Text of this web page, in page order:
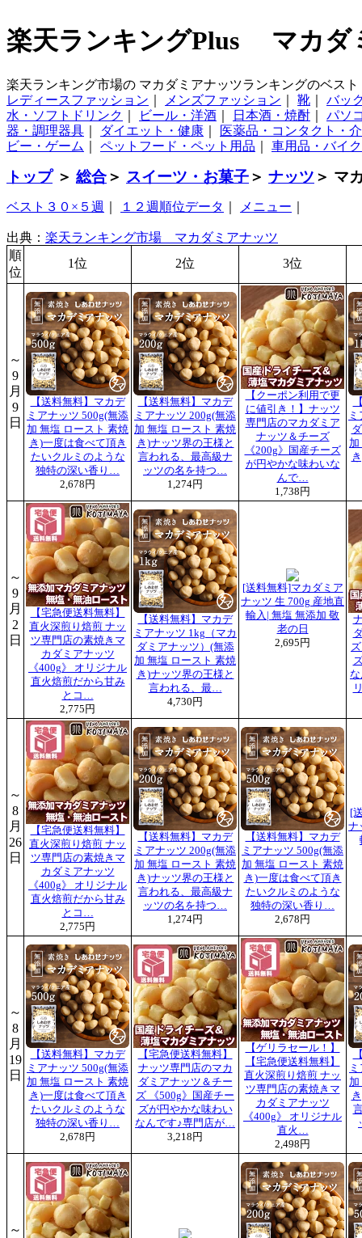
楽天ランキングPlus マカダ
楽天ランキング市場の マカダミアナッツランキングのベス
レディースファッション
メンズファッション 靴
バッ
水・ソフトドリンク
ビール・洋酒 日本酒・焼酎
パソ
器・調理器具
ダイエット・健康
医薬品・コンタクト・
ビー・ゲーム
ペットフード・ペット用品 車用品・バイ
トップ＞ 総合＞ スイーツ・お菓子＞ ナッツ ＞ マ
ベスト３０×５週 １２週順位データ メニュー
出典： 楽天ランキング市場 マカダミアナッツ
順
位
1位 2位 3位
～
9
月
9
日
【送料無料】マカデ
ミアナッツ 500g(無添
加 無塩 ロースト 素焼
き)一度は食べて頂き
たいクルミのような
独特の深い香り…
2,678円
【送料無料】マカデ
ミアナッツ 200g(無添
加 無塩 ロースト 素焼
き)ナッツ界の王様と
言われる、最高級ナ
ッツの名を持つ…
1,274円
【クーポン利用で更
に値引き！】ナッツ
専門店のマカダミア
ナッツ＆チーズ
《200g》国産チーズ
が円やかな味わいな
んで…
1,738円
加
～
9
月
2
日
【宅急便送料無料】
直火深煎り焙煎 ナッ
ツ専門店の素焼きマ
カダミアナッツ
《400g》 オリジナル
直火焙煎だから甘み
とコ…
2,775円
【送料無料】マカデ
ミアナッツ 1kg（マカ
ダミアナッツ）(無添
加 無塩 ロースト 素焼
き)ナッツ界の王様と
言われる、最…
4,730円
[送料無料]マカダミア
ナッツ 生 700g 産地直
輸入| 無塩 無添加 敬
老の日
2,695円
～
8
月
26
日
【宅急便送料無料】
直火深煎り焙煎 ナッ
ツ専門店の素焼きマ
カダミアナッツ
《400g》 オリジナル
直火焙煎だから甘み
とコ…
2,775円
【送料無料】マカデ
ミアナッツ 200g(無添
加 無塩 ロースト 素焼
き)ナッツ界の王様と
言われる、最高級ナ
ッツの名を持つ…
1,274円
【送料無料】マカデ
ミアナッツ 500g(無添
加 無塩 ロースト 素焼
き)一度は食べて頂き
たいクルミのような
独特の深い香り…
2,678円
[
ナ
～
8
月
19
日
【送料無料】マカデ
ミアナッツ 500g(無添
加 無塩 ロースト 素焼
き)一度は食べて頂き
たいクルミのような
独特の深い香り…
2,678円
【宅急便送料無料】
ナッツ専門店のマカ
ダミアナッツ＆チー
ズ 《500g》国産チー
ズが円やかな味わい
なんです♪専門店が…
3,218円
【ゲリラセール！】
【宅急便送料無料】
直火深煎り焙煎 ナッ
ツ専門店の素焼きマ
カダミアナッツ
《400g》 オリジナル
直火…
2,498円
加
～